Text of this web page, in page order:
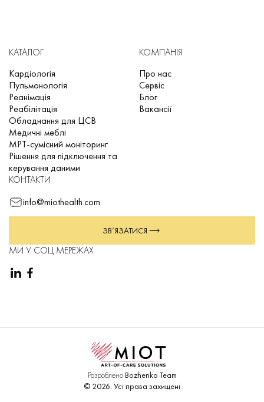
КАТАЛОГ
Кардіологія
Пульмонологія
Реанімація
Реабілітація
Обладнання для ЦСВ
Медичні меблі
МРТ-сумісний моніторинг
Рішення для підключення та
керування даними
КОМПАНІЯ
Про нас
Сервіс
Блог
Вакансії
КОНТАКТИ
info@miothealth.com
ЗВ’ЯЗАТИСЯ
МИ У СОЦ МЕРЕЖАХ
РозробленоBozhenko Team
© 2026.Усі права захищені